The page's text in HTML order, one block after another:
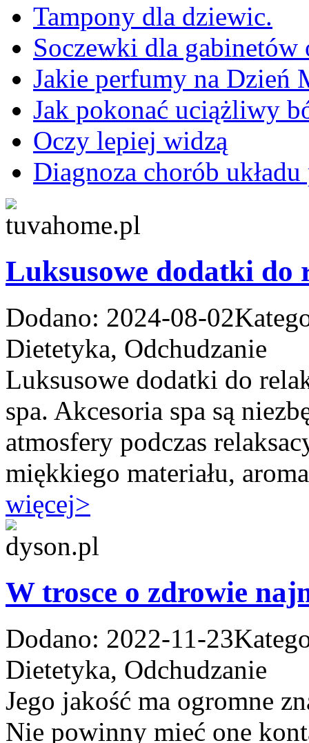
Tampony dla dziewic.
Soczewki dla
Jakie perfumy na Dzień
Jak pokonać uciążliwy
Oczy lepiej widzą
Diagnoza chorób
Luksusowe dodatki do
Dodano: 2024-08-02
Dietetyka, Odchudzanie
Luksusowe dodatki do
spa. Akcesoria spa są
atmosfery podczas
miękkiego materiału,
więcej>
W trosce o zdrowie
Dodano: 2022-11-23
Dietetyka, Odchudzanie
Jego jakość ma ogromne
Nie powinny mieć one